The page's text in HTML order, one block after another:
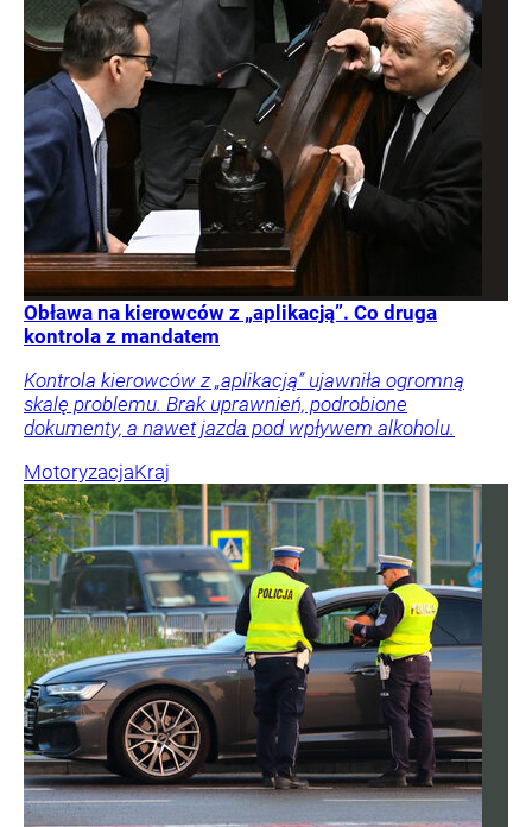
Obława na kierowców z „aplikacją”. Co druga
kontrola z mandatem
Kontrola kierowców z „aplikacją” ujawniła ogromną
skalę problemu. Brak uprawnień, podrobione
dokumenty, a nawet jazda pod wpływem alkoholu.
MotoryzacjaKraj